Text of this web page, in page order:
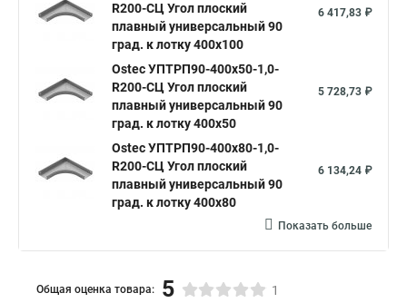
R200-СЦ Угол плоский
плавный универсальный 90
град. к лотку 400х100
6 417,83 ₽
Ostec УПТРП90-400х50-1,0-
R200-СЦ Угол плоский
плавный универсальный 90
град. к лотку 400х50
5 728,73 ₽
Ostec УПТРП90-400х80-1,0-
R200-СЦ Угол плоский
плавный универсальный 90
град. к лотку 400х80
6 134,24 ₽
Показать больше
Общая оценка товара: 5 1